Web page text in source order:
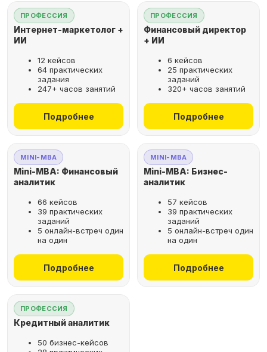
ПРОФЕССИЯ
Интернет-маркетолог +
ИИ
12 кейсов
64 практических
задания
247+ часов занятий
Подробнее
ПРОФЕССИЯ
Финансовый директор
+ ИИ
6 кейсов
25 практических
заданий
320+ часов занятий
Подробнее
MINI-MBA
Mini-MBA: Финансовый
аналитик
66 кейсов
39 практических
заданий
5 онлайн-встреч один
на один
Подробнее
MINI-MBA
Mini-MBA: Бизнес-
аналитик
57 кейсов
39 практических
заданий
5 онлайн-встреч один
на один
Подробнее
ПРОФЕССИЯ
Кредитный аналитик
50 бизнес-кейсов
Рассрочка за 2 минуты,
не выходя из дома
Выбрать курс
оптимальную программу для
Оставьте заявку
на бесплатную
консультацию